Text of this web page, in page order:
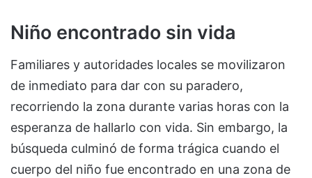
Niño encontrado sin vida
Familiares y autoridades locales se movilizaron
de inmediato para dar con su paradero,
recorriendo la zona durante varias horas con la
esperanza de hallarlo con vida. Sin embargo, la
búsqueda culminó de forma trágica cuando el
cuerpo del niño fue encontrado en una zona de